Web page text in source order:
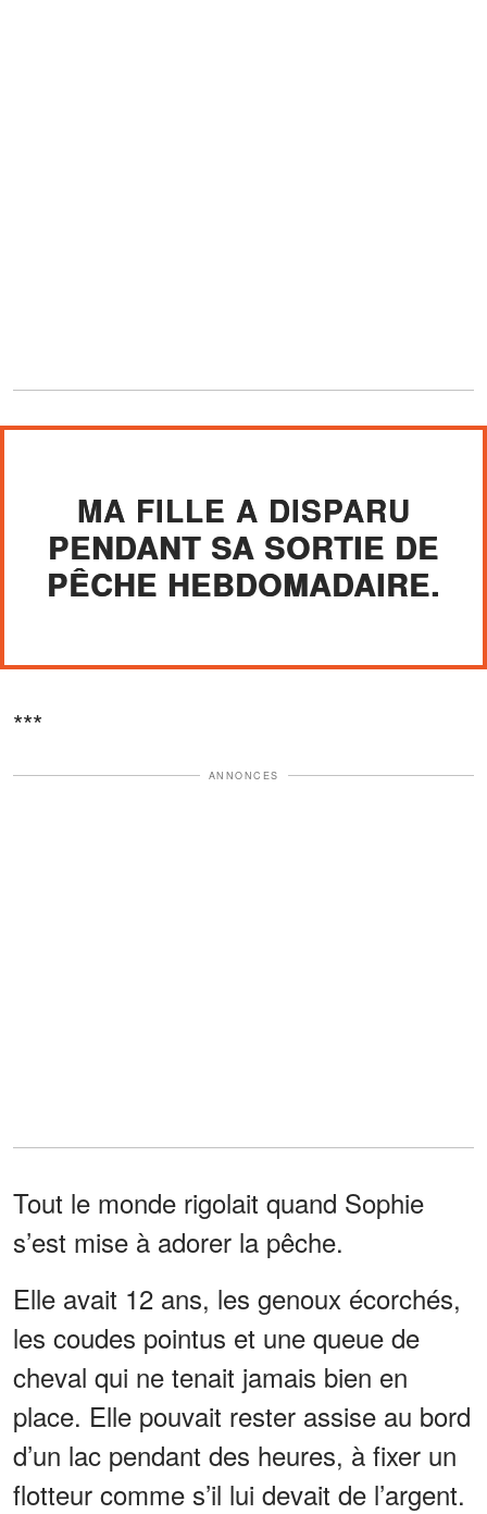
MA FILLE A DISPARU
PENDANT SA SORTIE DE
PÊCHE HEBDOMADAIRE.
***
ANNONCES
Tout le monde rigolait quand Sophie
s’est mise à adorer la pêche.
Elle avait 12 ans, les genoux écorchés,
les coudes pointus et une queue de
cheval qui ne tenait jamais bien en
place. Elle pouvait rester assise au bord
d’un lac pendant des heures, à fixer un
flotteur comme s’il lui devait de l’argent.